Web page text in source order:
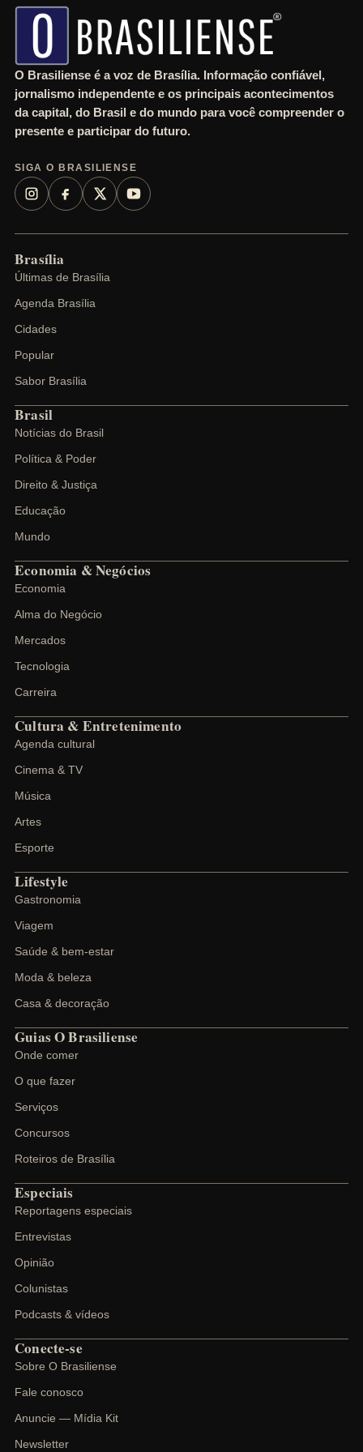
O Brasiliense é a voz de Brasília. Informação confiável,
jornalismo independente e os principais acontecimentos
da capital, do Brasil e do mundo para você compreender o
presente e participar do futuro.
SIGA O BRASILIENSE
Brasília
Últimas de Brasília
Agenda Brasília
Cidades
Popular
Sabor Brasília
Brasil
Notícias do Brasil
Política & Poder
Direito & Justiça
Educação
Mundo
Economia & Negócios
Economia
Alma do Negócio
Mercados
Tecnologia
Carreira
Cultura & Entretenimento
Agenda cultural
Cinema & TV
Música
Artes
Esporte
Lifestyle
Gastronomia
Viagem
Saúde & bem-estar
Moda & beleza
Casa & decoração
Guias O Brasiliense
Onde comer
O que fazer
Serviços
Concursos
Roteiros de Brasília
Especiais
Reportagens especiais
Entrevistas
Opinião
Colunistas
Podcasts & vídeos
Conecte-se
Sobre O Brasiliense
Fale conosco
Anuncie — Mídia Kit
Newsletter